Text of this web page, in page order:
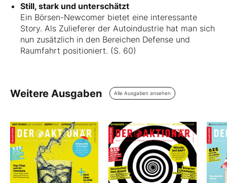
Still, stark und unterschätzt
Ein Börsen-Newcomer bietet eine interessante
Story. Als Zulieferer der Autoindustrie hat man sich
nun zusätzlich in den Bereichen Defense und
Raumfahrt positioniert. (S. 60)
Weitere Ausgaben Alle Ausgaben ansehen